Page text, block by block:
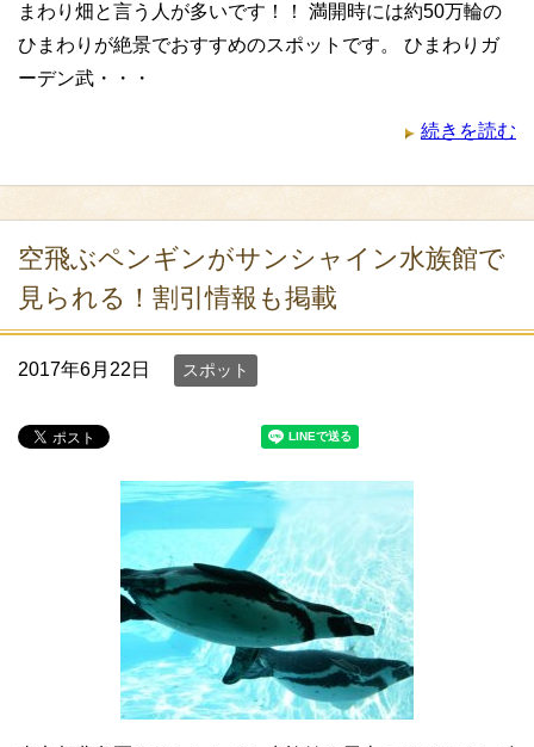
まわり畑と言う人が多いです！！ 満開時には約50万輪の
ひまわりが絶景でおすすめのスポットです。 ひまわりガ
ーデン武・・・
続きを読む
空飛ぶペンギンがサンシャイン水族館で
見られる！割引情報も掲載
2017年6月22日 スポット